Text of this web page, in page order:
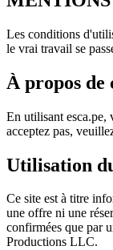
Les conditions
le vrai travail se
À propos de
En utilisant esca.pe,
acceptez pas,
Utilisation
Ce site est à titre
une offre ni une
confirmées que par
Productions LLC.